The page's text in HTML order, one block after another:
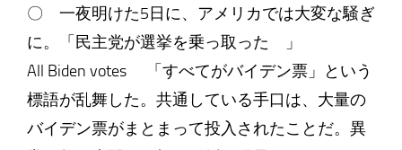
〇 一夜明けた5日に、アメリカでは大変な騒ぎ
に。「民主党が選挙を乗っ取った 」
All Biden votes 「すべてがバイデン票」という
標語が乱舞した。共通している手口は、大量の
バイデン票がまとまって投入されたことだ。異